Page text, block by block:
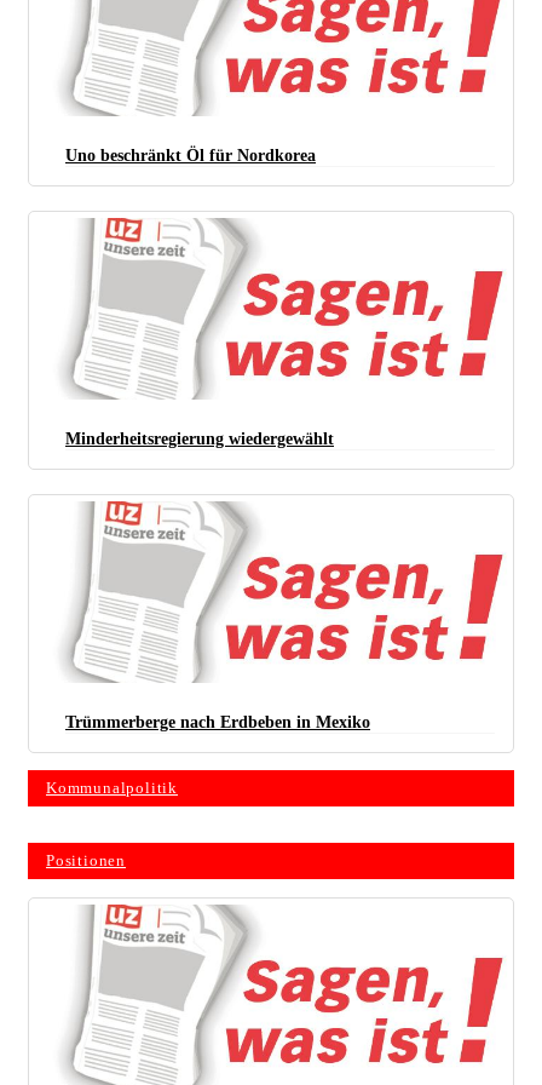
Uno beschränkt Öl für Nordkorea
Minderheitsregierung wiedergewählt
Trümmerberge nach Erdbeben in Mexiko
Kommunalpolitik
Positionen